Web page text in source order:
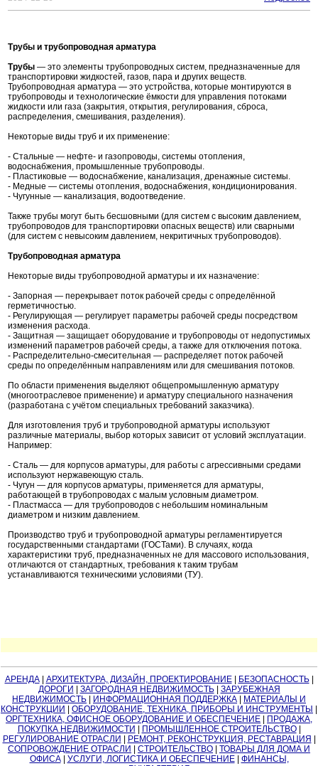
Трубы и трубопроводная арматура
Трубы — это элементы трубопроводных систем, предназначенные для
транспортировки жидкостей, газов, пара и других веществ.
Трубопроводная арматура — это устройства, которые монтируются в
трубопроводы и технологические ёмкости для управления потоками
жидкости или газа (закрытия, открытия, регулирования, сброса,
распределения, смешивания, разделения).
Некоторые виды труб и их применение:
- Стальные — нефте- и газопроводы, системы отопления,
водоснабжения, промышленные трубопроводы.
- Пластиковые — водоснабжение, канализация, дренажные системы.
- Медные — системы отопления, водоснабжения, кондиционирования.
- Чугунные — канализация, водоотведение.
Также трубы могут быть бесшовными (для систем с высоким давлением,
трубопроводов для транспортировки опасных веществ) или сварными
(для систем с невысоким давлением, некритичных трубопроводов).
Трубопроводная арматура
Некоторые виды трубопроводной арматуры и их назначение:
- Запорная — перекрывает поток рабочей среды с определённой
герметичностью.
- Регулирующая — регулирует параметры рабочей среды посредством
изменения расхода.
- Защитная — защищает оборудование и трубопроводы от недопустимых
изменений параметров рабочей среды, а также для отключения потока.
- Распределительно-смесительная — распределяет поток рабочей
среды по определённым направлениям или для смешивания потоков.
По области применения выделяют общепромышленную арматуру
(многоотраслевое применение) и арматуру специального назначения
(разработана с учётом специальных требований заказчика).
Для изготовления труб и трубопроводной арматуры используют
различные материалы, выбор которых зависит от условий эксплуатации.
Например:
- Сталь — для корпусов арматуры, для работы с агрессивными средами
используют нержавеющую сталь.
- Чугун — для корпусов арматуры, применяется для арматуры,
работающей в трубопроводах с малым условным диаметром.
- Пластмасса — для трубопроводов с небольшим номинальным
диаметром и низким давлением.
Производство труб и трубопроводной арматуры регламентируется
государственными стандартами (ГОСТами). В случаях, когда
характеристики труб, предназначенных не для массового использования,
отличаются от стандартных, требования к таким трубам
устанавливаются техническими условиями (ТУ).
АРЕНДА| АРХИТЕКТУРА, ДИЗАЙН, ПРОЕКТИРОВАНИЕ| БЕЗОПАСНОСТЬ|
ДОРОГИ
ЗАГОРОДНАЯ НЕДВИЖИМОСТЬ| ЗАРУБЕЖНАЯ
НЕДВИЖИМОСТЬ
ИНФОРМАЦИОННАЯ ПОДДЕРЖКА
МАТЕРИАЛЫ И
КОНСТРУКЦИИ
ОБОРУДОВАНИЕ, ТЕХНИКА, ПРИБОРЫ И ИНСТРУМЕНТЫ
ОРГТЕХНИКА, ОФИСНОЕ ОБОРУДОВАНИЕ И ОБЕСПЕЧЕНИЕ
ПРОДАЖА,
ПОКУПКА НЕДВИЖИМОСТИ
ПРОМЫШЛЕННОЕ СТРОИТЕЛЬСТВО|
РЕГУЛИРОВАНИЕ ОТРАСЛИ
РЕМОНТ, РЕКОНСТРУКЦИЯ, РЕСТАВРАЦИЯ
СОПРОВОЖДЕНИЕ ОТРАСЛИ
СТРОИТЕЛЬСТВО
ТОВАРЫ ДЛЯ ДОМА И
ОФИСА| УСЛУГИ, ЛОГИСТИКА И ОБЕСПЕЧЕНИЕ| ФИНАНСЫ,